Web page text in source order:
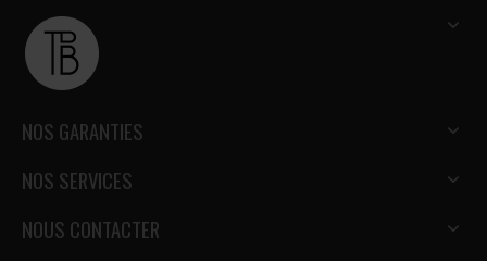
NOS GARANTIES
NOS SERVICES
NOUS CONTACTER